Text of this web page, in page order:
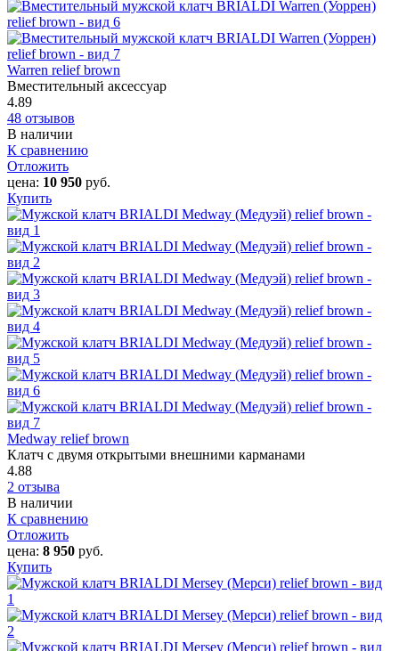
Warren relief brown
Вместительный аксессуар
4.89
48 отзывов
В наличии
К сравнению
Отложить
цена: 10 950 руб.
Купить
Medway relief brown
Клатч с двумя открытыми внешними карманами
4.88
2 отзыва
В наличии
К сравнению
Отложить
цена: 8 950 руб.
Купить